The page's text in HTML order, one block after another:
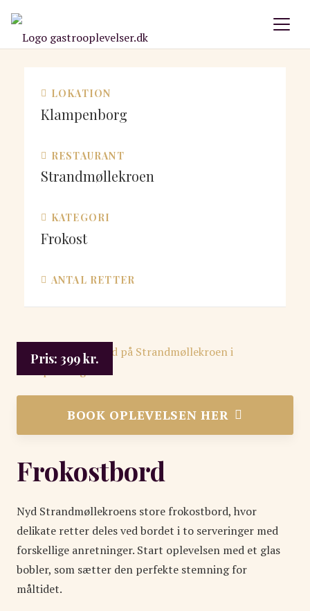
LOKATION
Klampenborg
RESTAURANT
Strandmøllekroen
KATEGORI
Frokost
ANTAL RETTER
Pris: 399kr.
BOOK OPLEVELSEN HER
Frokostbord
Nyd Strandmøllekroens store frokostbord, hvor
delikate retter deles ved bordet i to serveringer med
forskellige anretninger. Start oplevelsen med et glas
bobler, som sætter den perfekte stemning for
måltidet.